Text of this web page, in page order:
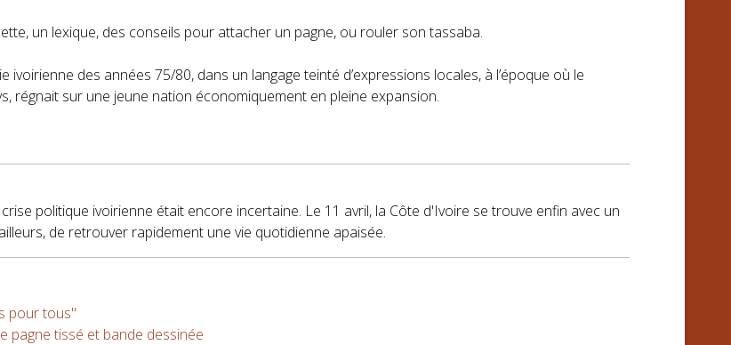
un lexique, des conseils pour attacher un pagne, ou rouler son tassaba.
ivoirienne des années 75/80, dans un langage teinté d’expressions locales, à l’époque où le
régnait sur une jeune nation économiquement en pleine expansion.
politique ivoirienne était encore incertaine. Le 11 avril, la Côte d'Ivoire se trouve enfin avec un
de retrouver rapidement une vie quotidienne apaisée.
pour tous"
pagne tissé et bande dessinée